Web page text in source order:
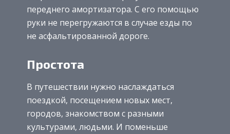
переднего амортизатора. С его помощью
руки не перегружаются в случае езды по
не асфальтированной дороге.
Простота
В путешествии нужно наслаждаться
поездкой, посещением новых мест,
городов, знакомством с разными
культурами, людьми. И поменьше